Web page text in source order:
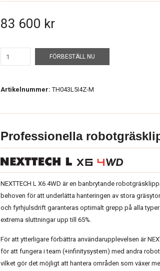
83 600 kr
FÖRBESTÄLL NU
Artikelnummer: TH043L5I4Z-M
Professionella
NEXTTECH L X6 4WD är en banbrytande
behoven för att underlätta hanteringen av stora
och fyrhjulsdrift garanteras optimalt grepp på alla
extrema sluttningar upp till 65%.
För att ytterligare förbättra användarupplevelsen är
för att fungera i team (+infinitysystem) med andra
vilket gör det möjligt att hantera områden som växer